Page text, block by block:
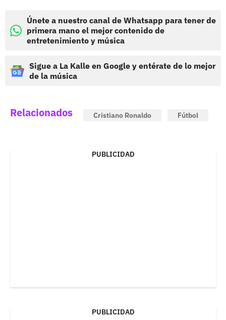
Únete a nuestro canal de Whatsapp para tener de
primera mano el mejor contenido de
entretenimiento y música
Sigue a La Kalle en Google y entérate de lo mejor
de la música
Relacionados Cristiano Ronaldo Fútbol
PUBLICIDAD
PUBLICIDAD